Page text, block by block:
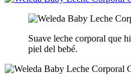
Suave leche corporal que
piel del bebé.